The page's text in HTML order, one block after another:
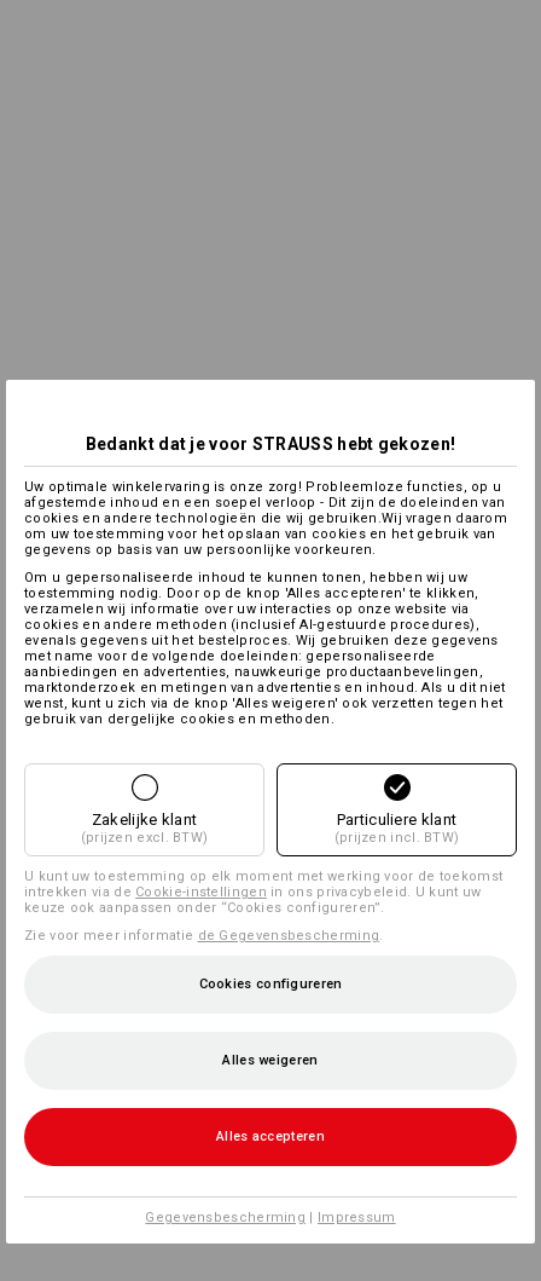
Bedankt dat je voor STRAUSS hebt gekozen!
Uw optimale winkelervaring is onze zorg! Probleemloze functies, op u
afgestemde inhoud en een soepel verloop - Dit zijn de doeleinden van
cookies en andere technologieën die wij gebruiken.Wij vragen daarom
om uw toestemming voor het opslaan van cookies en het gebruik van
gegevens op basis van uw persoonlijke voorkeuren.
Om u gepersonaliseerde inhoud te kunnen tonen, hebben wij uw
toestemming nodig. Door op de knop 'Alles accepteren' te klikken,
verzamelen wij informatie over uw interacties op onze website via
cookies en andere methoden (inclusief AI-gestuurde procedures),
evenals gegevens uit het bestelproces. Wij gebruiken deze gegevens
met name voor de volgende doeleinden: gepersonaliseerde
aanbiedingen en advertenties, nauwkeurige productaanbevelingen,
marktonderzoek en metingen van advertenties en inhoud. Als u dit niet
wenst, kunt u zich via de knop 'Alles weigeren' ook verzetten tegen het
gebruik van dergelijke cookies en methoden.
Zakelijke klant
(prijzen excl. BTW)
Particuliere klant
(prijzen incl. BTW)
U kunt uw toestemming op elk moment met werking voor de toekomst
intrekken via de Cookie-instellingen in ons privacybeleid. U kunt uw
keuze ook aanpassen onder “Cookies configureren”.
Zie voor meer informatie de Gegevensbescherming
Cookies configureren
Alles weigeren
Alles accepteren
Gegevensbescherming | Impressum